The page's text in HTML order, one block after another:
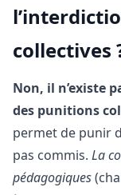
collectives
Non, il n’existe
des punitions
permet de punir
pas commis. La
pédagogiques